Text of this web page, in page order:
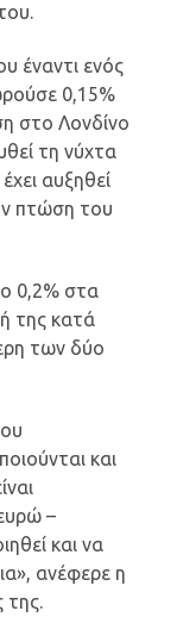
έναντι ενός
0,15%
στο Λονδίνο
τη νύχτα
αυξηθεί
πτώση του
0,2% στα
της κατά
των δύο
και
–
και να
ανέφερε η
της.